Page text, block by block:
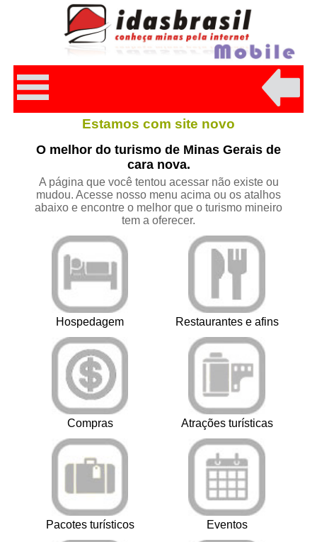
Estamos com site novo
O melhor do turismo de Minas Gerais de
cara nova.
A página que você tentou acessar não existe ou
mudou. Acesse nosso menu acima ou os atalhos
abaixo e encontre o melhor que o turismo mineiro
tem a oferecer.
Hospedagem Restaurantes e afins
Compras Atrações turísticas
Pacotes turísticos Eventos